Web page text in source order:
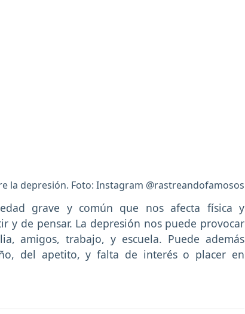
la depresión. Foto: Instagram @rastreandofamosos
grave y común que nos afecta física y
y de pensar. La depresión nos puede provocar
amigos, trabajo, y escuela. Puede además
del apetito, y falta de interés o placer en